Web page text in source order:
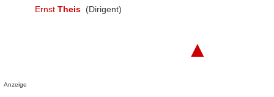
Ernst Theis (Dirigent)
▲
Anzeige